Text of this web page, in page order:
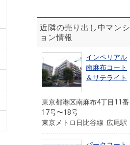
近隣の売り出し中マンシ
ョン情報
インペリアル
南麻布コート
＆サテライト
東京都港区南麻布4丁目11番
17号〜18号
東京メトロ日比谷線 広尾駅